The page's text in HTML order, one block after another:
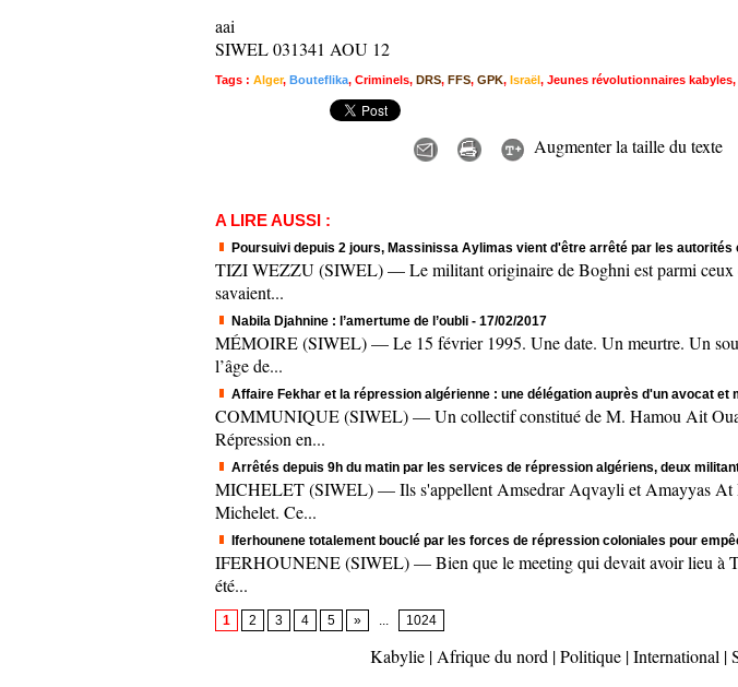
aai
SIWEL 031341 AOU 12
Tags : Alger, Bouteflika, Criminels, DRS, FFS, GPK, Israël, Jeunes révolutionnaires kabyles,
Augmenter la taille du texte
A LIRE AUSSI :
Poursuivi depuis 2 jours, Massinissa Aylimas vient d'être arrêté par les autorités
TIZI WEZZU (SIWEL) — Le militant originaire de Boghni est parmi ceux
savaient...
Nabila Djahnine : l’amertume de l’oubli - 17/02/2017
MÉMOIRE (SIWEL) — Le 15 février 1995. Une date. Un meurtre. Un
l’âge de...
Affaire Fekhar et la répression algérienne : une délégation auprès d'un avocat et
COMMUNIQUE (SIWEL) — Un collectif constitué de M. Hamou Ait
Répression en...
Arrêtés depuis 9h du matin par les services de répression algériens, deux
MICHELET (SIWEL) — Ils s'appellent Amsedrar Aqvayli et Amayyas At
Michelet. Ce...
Iferhounene totalement bouclé par les forces de répression coloniales pour
IFERHOUNENE (SIWEL) — Bien que le meeting qui devait avoir lieu à
été...
1 2 3 4 5 » 1024
Kabylie | Afrique du nord |Politique |International |